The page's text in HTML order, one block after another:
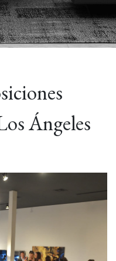
Ángeles